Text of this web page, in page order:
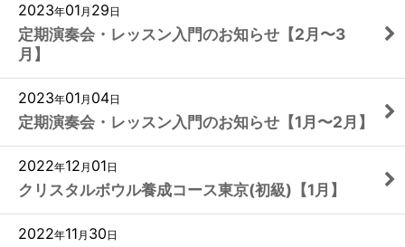
2023年01 月 29 日
定期演奏会・レッスン入門のお知らせ【2月〜3
月】
2023年01 月 04日
定期演奏会・レッスン入門のお知らせ【1月〜2月】
2022年12 月 01 日
クリスタルボウル養成コース東京(初級)【1月】
2022年11 月 30 日